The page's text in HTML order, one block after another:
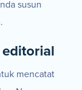
susun
mencatat